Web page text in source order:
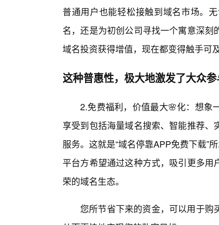
普通用户也能轻松接触到域名市场。
名，还是为初创公司寻找一个寓意深
域名投资获得增值，现在都变得触手可
这种普惠性，极大地激发了大众
2.免费福利，价值最大🌸化：想象
享受到包括海量域名搜索、智能推荐
服务。这就是“域名停靠APP免费下载”
平台方希望通过这种方式，吸引更多
荣的域名生态。
您所节省下来的资金，可以用于购